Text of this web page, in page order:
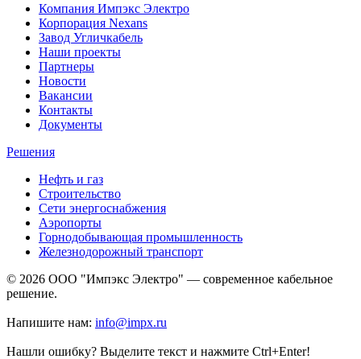
Компания Импэкс Электро
Корпорация Nexans
Завод Угличкабель
Наши проекты
Партнеры
Новости
Вакансии
Контакты
Документы
Решения
Нефть и газ
Строительство
Сети энергоснабжения
Аэропорты
Горнодобывающая промышленность
Железнодорожный транспорт
© 2026 ООО "Импэкс Электро" — современное кабельное
решение.
Напишите нам: info@impx.ru
Нашли ошибку? Выделите текст и нажмите Ctrl+Enter!